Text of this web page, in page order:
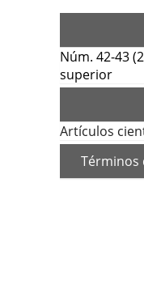
Núm. 42-43
superior
Artículos
Términos